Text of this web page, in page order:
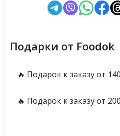
Подарки от Foodok
🔥 Подарок к заказу от
🔥 Подарок к заказу от